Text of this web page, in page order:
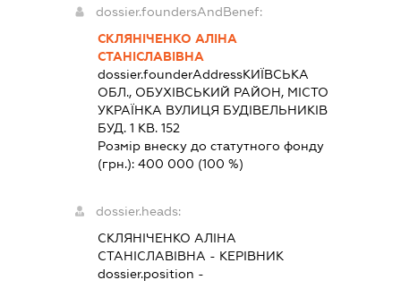
dossier.foundersAndBenef:
СКЛЯНІЧЕНКО АЛІНА
СТАНІСЛАВІВНА
dossier.founderAddressКИЇВСЬКА
ОБЛ., ОБУХІВСЬКИЙ РАЙОН, МІСТО
УКРАЇНКА ВУЛИЦЯ БУДІВЕЛЬНИКІВ
БУД. 1 КВ. 152
Розмір внеску до статутного фонду
(грн.): 400 000 (100 %)
dossier.heads:
СКЛЯНІЧЕНКО АЛІНА
СТАНІСЛАВІВНА - КЕРІВНИК
dossier.position -